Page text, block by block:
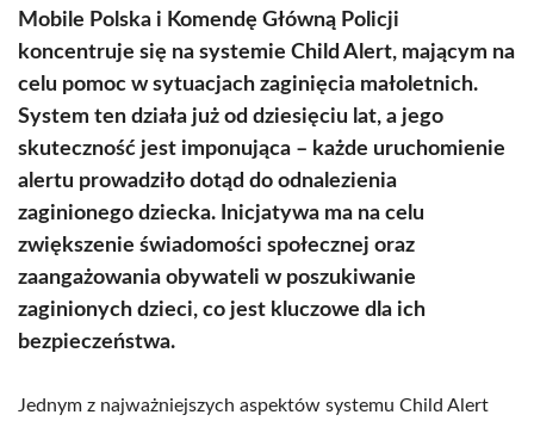
Mobile Polska i Komendę Główną Policji
koncentruje się na systemie Child Alert, mającym na
celu pomoc w sytuacjach zaginięcia małoletnich.
System ten działa już od dziesięciu lat, a jego
skuteczność jest imponująca – każde uruchomienie
alertu prowadziło dotąd do odnalezienia
zaginionego dziecka. Inicjatywa ma na celu
zwiększenie świadomości społecznej oraz
zaangażowania obywateli w poszukiwanie
zaginionych dzieci, co jest kluczowe dla ich
bezpieczeństwa.
Jednym z najważniejszych aspektów systemu Child Alert